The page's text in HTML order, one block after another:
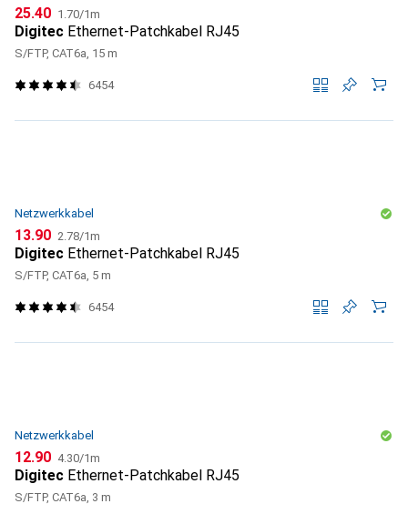
CHF
25.40 CHF
1.70/1m
Digitec Ethernet-Patchkabel RJ45
S/FTP, CAT6a, 15 m
6454
Netzwerkkabel
CHF
13.90 CHF
2.78/1m
Digitec Ethernet-Patchkabel RJ45
S/FTP, CAT6a, 5 m
6454
Netzwerkkabel
CHF
12.90 CHF
4.30/1m
Digitec Ethernet-Patchkabel RJ45
S/FTP, CAT6a, 3 m